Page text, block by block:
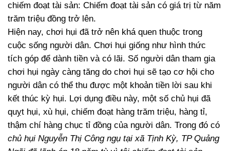
chiếm đoạt tài sản: Chiếm đoạt tài sản có giá trị từ năm
trăm triệu đồng trở lên.
Hiện nay, chơi hụi đã trở nên khá quen thuộc trong
cuộc sống người dân. Chơi hụi giống như hình thức
tích góp để dành tiền và có lãi. Số người dân tham gia
chơi hụi ngày càng tăng do chơi hụi sẽ tạo cơ hội cho
người dân có thể thu được một khoản tiền lời sau khi
kết thúc kỳ hụi. Lợi dụng điều này, một số chủ hụi đã
quỵt hụi, xù hụi, chiếm đoạt hàng trăm triệu, hàng tỉ,
thậm chí hàng chục tỉ đồng của người dân. Trong đó có
chủ hụi Nguyễn Thị Công ngụ tại xã Tịnh Kỳ, TP Quảng